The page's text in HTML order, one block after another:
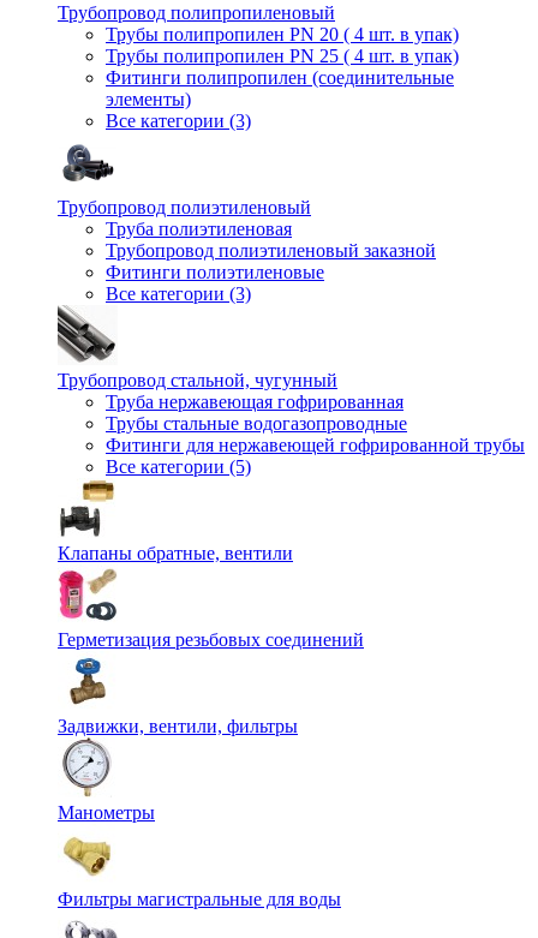
Трубопровод полипропиленовый
Трубы полипропилен PN 20 ( 4 шт. в упак)
Трубы полипропилен PN 25 ( 4 шт. в упак)
Фитинги полипропилен (cоединительные
элементы)
Все категории (3)
Трубопровод полиэтиленовый
Труба полиэтиленовая
Трубопровод полиэтиленовый заказной
Фитинги полиэтиленовые
Все категории (3)
Трубопровод стальной, чугунный
Труба нержавеющая гофрированная
Трубы стальные водогазопроводные
Фитинги для нержавеющей гофрированной трубы
Все категории (5)
Клапаны обратные, вентили
Герметизация резьбовых соединений
Задвижки, вентили, фильтры
Манометры
Фильтры магистральные для воды